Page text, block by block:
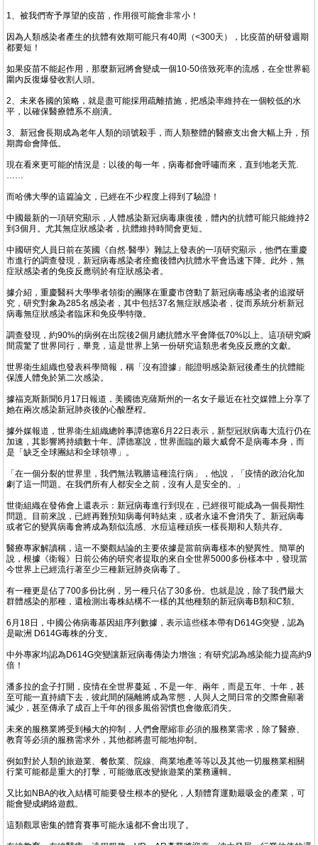
1、被我們寄予厚望的疫苗，作用很可能會非常小！
因為人類感染者產生的抗體有效期可能只有40周（<300天），比疫苗的研發週期
都要短！
如果疫苗不能起作用，那麼新冠將會變成一個10-50倍致死率的流感，在全世界範
圍內反復爆發收割人頭。
2、未來各國的策略，就是盡可能採用疏離措施，把感染率維持在一個較低的水
平，以確保醫療體系不崩潰。
3、新冠會長期成為老年人類的頭號殺手，而人類整體的醫療支出會大幅上升，預
期壽命會降低。
現在看來更可能的情況是：以後的每一年，病毒都會呼嘯而來，直到地老天荒.
……
而哈佛大學的這篇論文，已經在不少程度上得到了驗證！
中國最新的一項研究顯示，人體感染新冠病毒康復後，體內的抗體可能只能維持2
到3個月。尤其無症狀感染者，抗體維持時間會更短。
中國研究人員日前在英國《自然·醫學》雜誌上發表的一項研究顯示，他們在重慶
市進行的調查發現，新冠病毒感染者痊癒後體內抗體水平會迅速下降。此外，無
症狀感染者的免疫反應弱於有症狀感染者。
據介紹，重慶醫科大學學者領銜的團隊在重慶市啓動了新冠病毒感染者的追蹤研
究，研究對象為285名感染者，其中包括37名無症狀感染者，從而系統分析新冠
病毒無症狀感染者臨床和免疫學特徵。
調查發現，約90%的病例在出院後2個月總抗體水平會降低70%以上。這項研究瞬
間震驚了世界同行，畢竟，這是世界上第一份研究這類患者免疫反應的文獻。
世界衛生組織也發表科學簡報，稱「沒有證據」能證明感染新冠後產生的抗體能
保護人體免於第二次感染。
據福克斯新聞6月17日報道，美國德克薩斯州的一名女子最近在社交媒體上分享了
她在兩次感染新冠肺炎後的心酸歷程。
據外媒報道，世界衛生組織總幹事譚德塞6月22日表示，新型冠狀病毒大流行仍在
加速，其影響將持續數十年。譚德塞說，世界面臨的最大威脅不是病毒本身，而
是「缺乏全球團結和全球領導」。
「在一個分裂的世界里，我們無法戰勝這種流行病」，他說，「疫情的政治化加
劇了這一問題。在我們所有人都安全之前，沒有人是安全的。」
世衛組織在發佈會上還表示：新冠病毒進行到現在，已經很可能成為一個長期性
問題。目前來說，已經再難預知病毒何時結束，或者永遠不會消失了。新冠病毒
或者它的變異病毒會將成為類似流感、水痘這種頑疾一樣長期和人類共存。
醫療專家解讀稱，這一不樂觀結論的主要依據是當前病毒樣本的變異性。簡單的
說，根據《衛報》日前公佈的研究者提取的來自全世界5000多份樣本中，發現當
今世界上已經流行著至少三種新冠肺炎病毒了。
有一種更是佔了700多份比例，另一種只佔了30多份。也就是說，除了我們最大
群體感染的那種，還檢測出毒株結構不一樣的其他種類的新冠病毒B類和C類。
6月18日，中國公佈病毒基因組序列數據，表示這些樣本帶有D614G突變，認為
是歐洲 D614G毒株的分支。
中外專家均認為D614G突變讓新冠病毒傳染力增強；有研究認為感染能力提高約9
倍！
潘多拉的盒子打開，疫情在全世界蔓延，不是一年、兩年，而是五年、十年，甚
至可能一直持續下去，彼此間的隔離將成為常態，人與人之間日常的交際會顯著
減少，甚至傳承了成百上千年的很多風俗習慣也會徹底消失。
未來的服務業將受到極大的抑制，人們會壓縮非必須的服務業需求，除了醫療、
教育等必須的服務需求外，其他都將盡可能地抑制。
例如對於人類的旅遊業、餐飲業、院線、商業地產等等以及其他一切服務業相關
行業可能都是重大的打擊，可能徹底改變旅遊業的業務邏輯。
又比如NBA的收入結構可能要發生根本的變化，人類體育運動最吸金的產業，可
能會變成網絡遊戲。
這類觀眾密集的體育賽事可能永遠都不會出現了。